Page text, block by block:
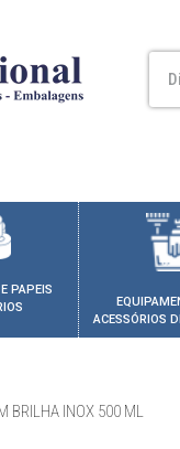
PAPEIS
ACESSÓRIOS
BRILHA INOX 500 ML